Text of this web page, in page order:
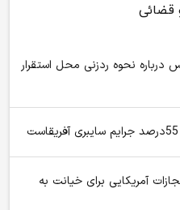
قضائی
نحوه ردزنی محل استقرار
آمریکایی برای خیانت به